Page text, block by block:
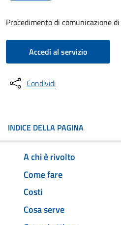
Procedimento di comunicazione
Accedi al servizio
Condividi
INDICE DELLA PAGINA
A chi è rivolto
Come fare
Costi
Cosa serve